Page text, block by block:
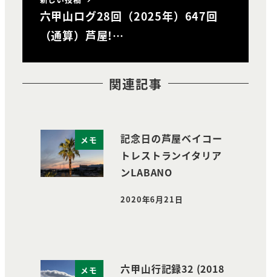
六甲山ログ28回（2025年）647回
（通算）芦屋!…
関連記事
メモ
記念日の芦屋ベイコー
トレストランイタリア
ンLABANO
投稿日
2020年6月21日
メモ
六甲山行記録32 (2018